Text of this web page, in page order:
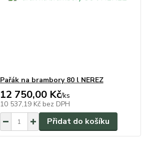
Pařák na brambory 80 l NEREZ
12 750,00 Kč/ks
10 537,19 Kč bez DPH
Přidat do košíku